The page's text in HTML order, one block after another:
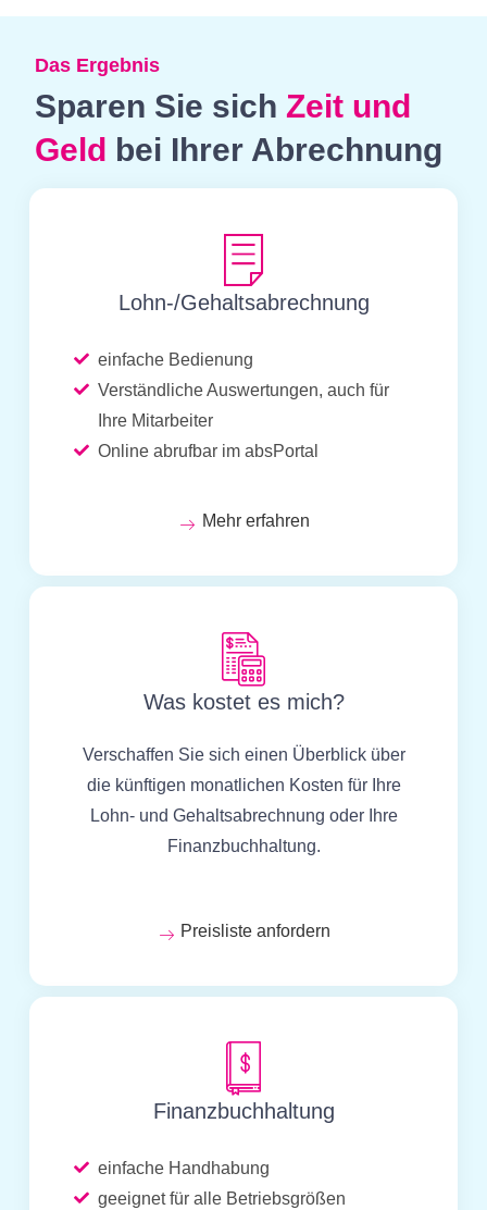
Das Ergebnis
Sparen Sie sichZeit und
Geld bei Ihrer Abrechnung
Lohn-/Gehaltsabrechnung
einfache Bedienung
Verständliche Auswertungen, auch für
Ihre Mitarbeiter
Online abrufbar im absPortal
Mehr erfahren
Was kostet es mich?
Verschaffen Sie sich einen Überblick über
die künftigen monatlichen Kosten für Ihre
Lohn- und Gehaltsabrechnung oder Ihre
Finanzbuchhaltung.
Preisliste anfordern
Finanzbuchhaltung
einfache Handhabung
geeignet für alle Betriebsgrößen